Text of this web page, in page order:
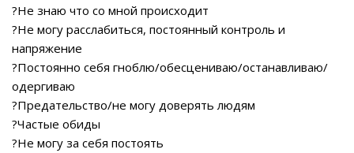
?Не знаю что со мной происходит
?Не могу расслабиться, постоянный контроль и
напряжение
?Постоянно себя гноблю/обесцениваю/останавливаю/
одергиваю
?Предательство/не могу доверять людям
?Частые обиды
?Не могу за себя постоять